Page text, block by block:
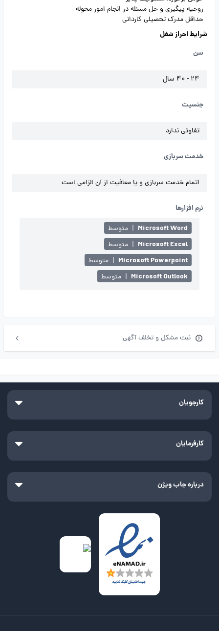
روحیه پیگیری و حل مسئله در انجام امور محوله
حداقل مدرک تحصیلی کاردانی
شرایط احراز شغل
سن
24 - 40 سال
جنسیت
تفاوتی ندارد
خدمت سربازی
اتمام خدمت سربازی و یا معافیت از آن الزامی است
نرم افزارها
Microsoft Word
| متوسط
Microsoft Excel
| متوسط
Microsoft Powerpoint
| متوسط
Microsoft Outlook
| متوسط
ثبت مشکل و تخلف آگهی
کارجویان
کارفرمایان
درباره جاب ویژن